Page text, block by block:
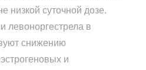
низкой суточной дозе.
левоноргестрела в
снижению
и